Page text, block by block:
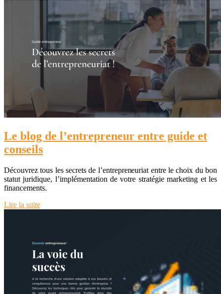
Le blog de l’entrepreneur entre guide et
conseils
Découvrez tous les secrets de l’entrepreneuriat entre le choix du bon
statut juridique, l’implémentation de votre stratégie marketing et les
financements.
Lire la suite